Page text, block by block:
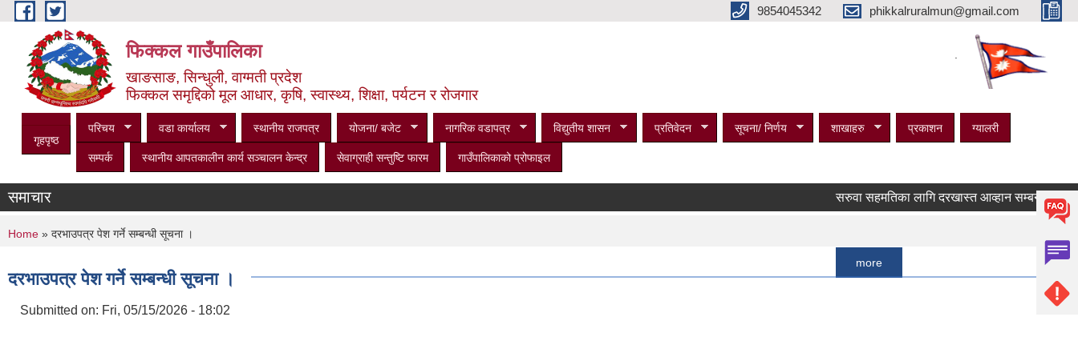
Skip to main content 9854045342 phikkalruralmun@gmail.com
फिक्कल गाउँपालिका
खाङसाङ, सिन्धुली, वाग्मती प्रदेश
फिक्कल समृद्दिको मूल आधार, कृषि, स्वास्थ्य, शिक्षा, पर्यटन र रोजगार
गृहपृष्ठ
परिचय वडा कार्यालय स्थानीय राजपत्र योजना/ बजेट नागरिक वडापत्र विद्युतीय शासन प्रतिवेदन सूचना/ निर्णय शाखाहरु प्रकाशन ग्यालरी
सम्पर्क स्थानीय आपतकालीन कार्य सञ्‍चालन केन्द्र सेवाग्राही सन्तुष्टि फारम गाउँपालिकाको प्रोफाइल
समाचार सरुवा सहमतिका लागि दरखास्त आव्हान सम्बन्धी सूचना ।
You are here
Home » दरभाउपत्र पेश गर्ने सम्बन्धी सूचना ।
दरभाउपत्र पेश गर्ने सम्बन्धी सूचना ।
Submitted on: Fri, 05/15/2026 - 18:02